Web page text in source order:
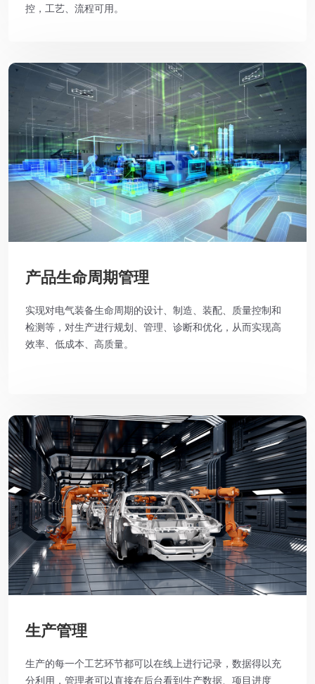
控，工艺、流程可用。
产品生命周期管理
实现对电气装备生命周期的设计、制造、装配、质量控制和
检测等，对生产进行规划、管理、诊断和优化，从而实现高
效率、低成本、高质量。
生产管理
生产的每一个工艺环节都可以在线上进行记录，数据得以充
分利用，管理者可以直接在后台看到生产数据、项目进度